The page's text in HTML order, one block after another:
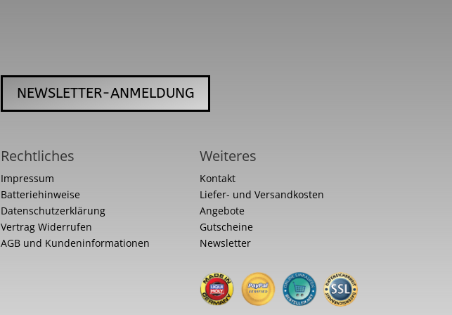
NEWSLETTER-ANMELDUNG
Rechtliches
Impressum
Batteriehinweise
Datenschutzerklärung
Vertrag Widerrufen
AGB und Kundeninformationen
Weiteres
Kontakt
Liefer- und Versandkosten
Angebote
Gutscheine
Newsletter